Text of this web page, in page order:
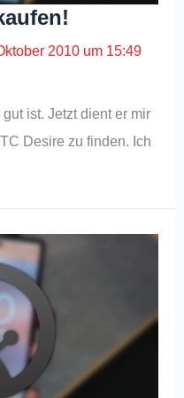
2010 um 15:49
ist. Jetzt dient er mir
Desire zu finden. Ich